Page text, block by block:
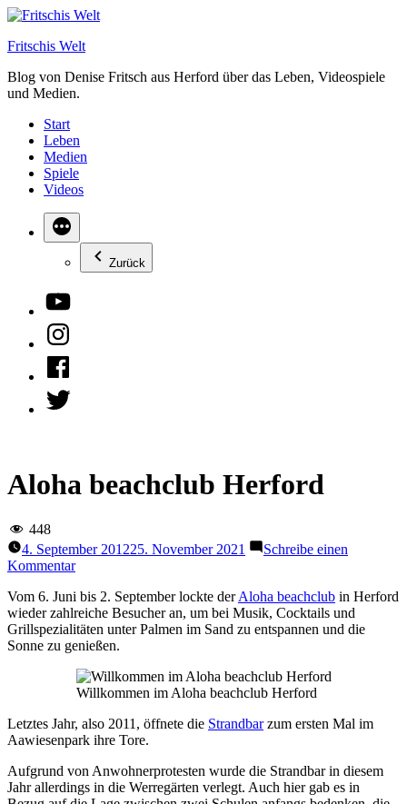
Zum
springen
Fritschis Welt
Blog von Denise Fritsch aus Herford über das Leben, Videospiele
und Medien.
Start
Leben
Medien
Spiele
Videos
Zurück
YouTube
Instagram
Facebook
Twitter
Aloha beachclub Herford
448
4. September 201225. November 2021
Schreibe einen
Kommentarzu
beachclub
Herford
Vom 6. Juni bis 2. September lockte derAloha beachclub in Herford
wieder zahlreiche Besucher an, um bei Musik, Cocktails und
Grillspezialitäten unter Palmen im Sand zu entspannen und die
Sonne zu genießen.
Willkommen im Aloha beachclub Herford
Letztes Jahr, also 2011, öffnete die Strandbarzum ersten Mal im
Aawiesenpark ihre Tore.
Aufgrund von Anwohnerprotesten wurde die Strandbar in diesem
Jahr allerdings in die Werregärten verlegt. Auch hier gab es in